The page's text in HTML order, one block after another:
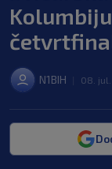
N1BIH 08.